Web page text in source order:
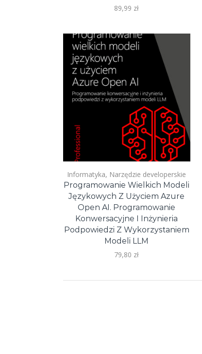
89,99 zł
Informatyka, Narzędzie developerskie
Programowanie Wielkich Modeli
Językowych Z Użyciem Azure
Open AI. Programowanie
Konwersacyjne I Inżynieria
Podpowiedzi Z Wykorzystaniem
Modeli LLM
79,80 zł